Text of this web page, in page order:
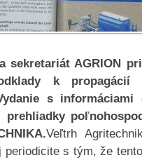
sekretariát AGRION
k propagácií
s informáciami
prehliadky
Veľtrh
periodicite s tým, že